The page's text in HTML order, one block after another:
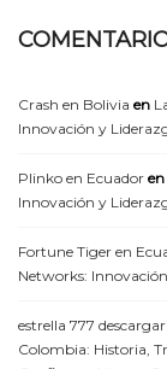
Crash en Bolivia en
Innovación y
Plinko en Ecuador en
Innovación y
Fortune Tiger en
Networks:
estrella 777 descargar
Colombia: Historia,